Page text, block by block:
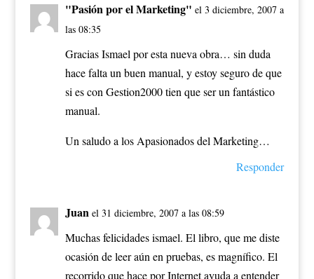
"Pasión por el Marketing" el 3 diciembre, 2007 a
las 08:35
Gracias Ismael por esta nueva obra… sin duda
hace falta un buen manual, y estoy seguro de que
si es con Gestion2000 tien que ser un fantástico
manual.
Un saludo a los Apasionados del Marketing…
Responder
Juan el 31 diciembre, 2007 a las 08:59
Muchas felicidades ismael. El libro, que me diste
ocasión de leer aún en pruebas, es magnífico. El
recorrido que hace por Internet ayuda a entender